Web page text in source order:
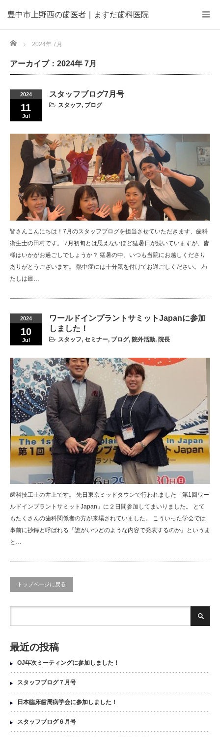
豊中市上野西の歯医者｜ますだ歯科医院
Home 2024年 7月
アーカイブ：2024年 7月
2024
11
Jul
スタッフブログ7月号
スタッフ, ブログ
皆さんこんにちは！7月のスタッフブログを担当させていただきます、歯科
衛生士の田村です。 7月初旬とは思えないほど猛暑日が続いていますが、皆
様はいかがお過ごしでしょうか？ 猛暑の中、いつも当院にお越しくださり
ありがとうございます。 熱中症には十分気を付けてお過ごしください。 わ
たしは最…
2024
10
Jul
ワールドインプラントサミットJapanに参加
しました！
スタッフ, セミナー, ブログ, 院外活動, 院長
歯科技工士の井上です。 先日東京ミッドタウンで行われました「第1回ワー
ルドインプラントサミットJapan」に２日間参加してまいりました。 とて
もたくさんの歯科関係者の方が来場されていました。 こういった学会では
事前に抄録と呼ばれる『誰がいつどのような内容で発表するのか』というま
と…
トップページに戻る
最近の投稿
OJ年次ミーティングに参加しました！
スタッフブログ７月号
日本臨床歯周病学会に参加しました！
スタッフブログ６月号